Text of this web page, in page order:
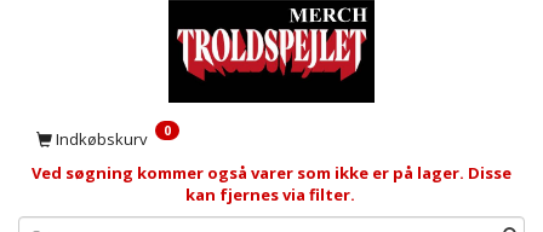
Indkøbskurv 0
Ved søgning kommer også varer som ikke er på lager. Disse
kan fjernes via filter.